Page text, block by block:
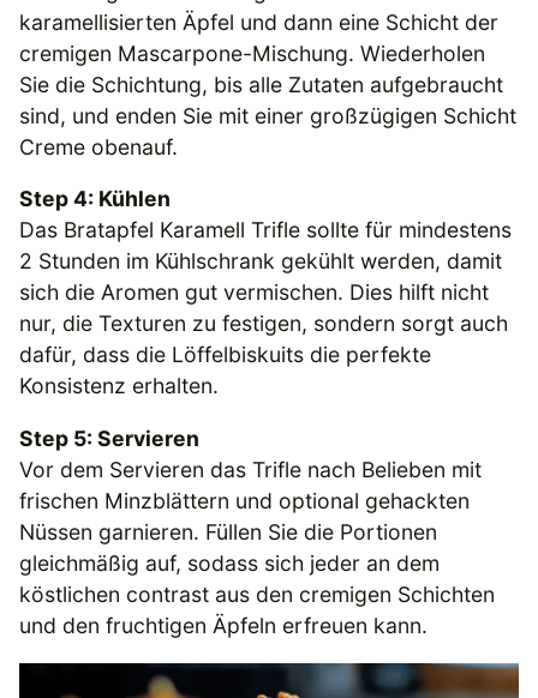
karamellisierten Äpfel und dann eine Schicht der
cremigen Mascarpone-Mischung. Wiederholen
Sie die Schichtung, bis alle Zutaten aufgebraucht
sind, und enden Sie mit einer großzügigen Schicht
Creme obenauf.
Step 4: Kühlen
Das Bratapfel Karamell Trifle sollte für mindestens
2 Stunden im Kühlschrank gekühlt werden, damit
sich die Aromen gut vermischen. Dies hilft nicht
nur, die Texturen zu festigen, sondern sorgt auch
dafür, dass die Löffelbiskuits die perfekte
Konsistenz erhalten.
Step 5: Servieren
Vor dem Servieren das Trifle nach Belieben mit
frischen Minzblättern und optional gehackten
Nüssen garnieren. Füllen Sie die Portionen
gleichmäßig auf, sodass sich jeder an dem
köstlichen contrast aus den cremigen Schichten
und den fruchtigen Äpfeln erfreuen kann.